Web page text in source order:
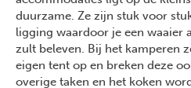
duurzame. Ze zijn stuk voor
ligging waardoor je een waaier
zult beleven. Bij het kamperen
eigen tent op en breken deze
overige taken en het koken